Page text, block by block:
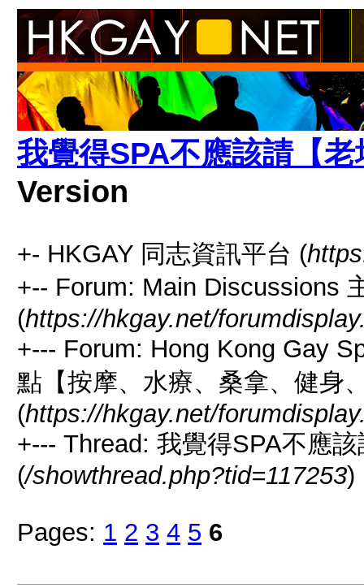
我覺得SPA不應該請【
Version
+- HKGAY 同志資訊平台 (
+-- Forum: Main Discussions
(https://hkgay.net/
+--- Forum: Hong Kong Gay
點【按摩、水療、桑拿、健身
(https://hkgay.net/
+--- Thread: 我覺得SPA不應
(/showthread.php?tid=117253)
Pages: 1 2 3 4 5 6